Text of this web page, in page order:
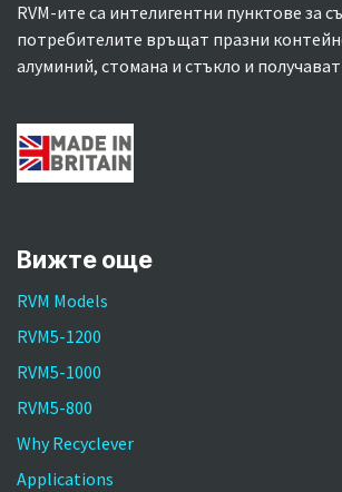
RVM-ите са интелигентни пунктове за
потребителите връщат празни
алуминий, стомана и стъкло и получават
Вижте още
RVM Models
RVM5-1200
RVM5-1000
RVM5-800
Why Recyclever
Applications